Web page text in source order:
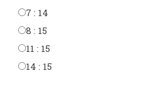
7 : 14
8 : 15
11 : 15
14 : 15